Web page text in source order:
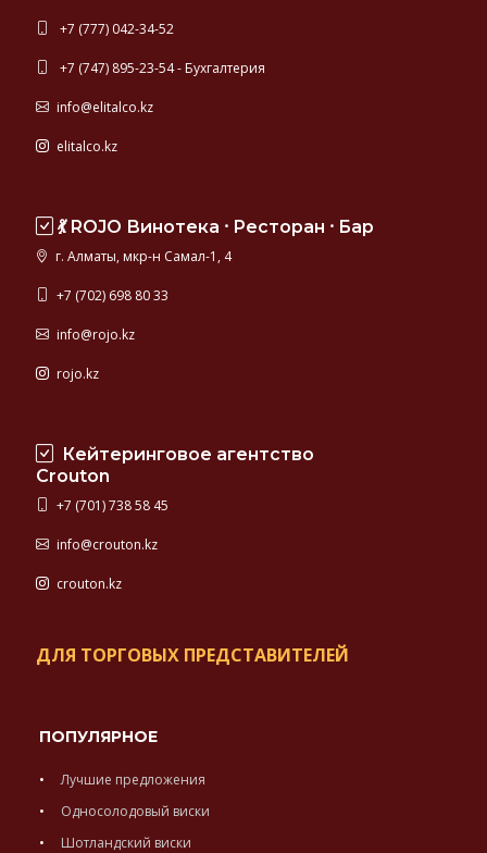
+7 (777) 042-34-52
+7 (747) 895-23-54 - Бухгалтерия
info@elitalco.kz
elitalco.kz
💃 ROJO Винотека ⸱ Ресторан ⸱ Бар
г. Алматы, мкр-н Самал-1, 4
+7 (702) 698 80 33
info@rojo.kz
rojo.kz
Кейтеринговое агентство
Crouton
+7 (701) 738 58 45
info@crouton.kz
crouton.kz
ДЛЯ ТОРГОВЫХ ПРЕДСТАВИТЕЛЕЙ
ПОПУЛЯРНОЕ
Лучшие предложения
Односолодовый виски
Шотландский виски